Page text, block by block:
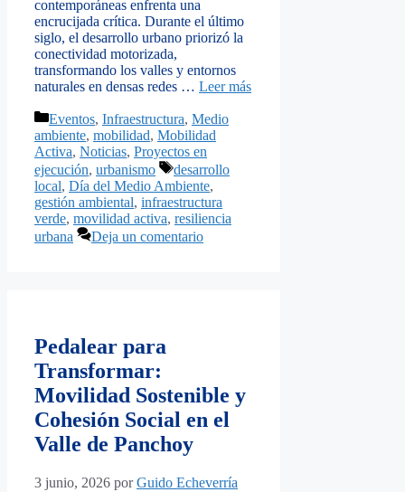
contemporáneas enfrenta una
encrucijada crítica. Durante el último
siglo, el desarrollo urbano priorizó la
conectividad motorizada,
transformando los valles y entornos
naturales en densas redes … Leer más
Categorías
Eventos, Infraestructura, Medio
ambiente, mobilidad, Mobilidad
Activa, Noticias, Proyectos en
ejecución, urbanismo Etiquetas
desarrollo
local, Día del Medio Ambiente,
gestión ambiental, infraestructura
verde, movilidad activa, resiliencia
urbana
Deja un comentario
Pedalear para
Transformar:
Movilidad Sostenible y
Cohesión Social en el
Valle de Panchoy
3 junio, 2026 porGuido Echeverría